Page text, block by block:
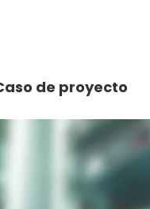
de proyecto